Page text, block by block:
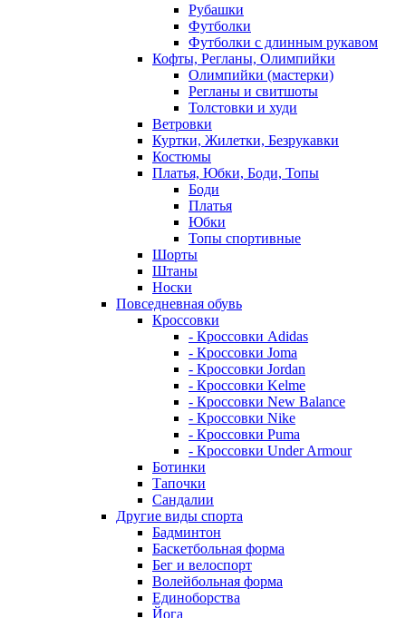
Рубашки
Футболки
Футболки с длинным рукавом
Кофты, Регланы, Олимпийки
Олимпийки (мастерки)
Регланы и свитшоты
Толстовки и худи
Ветровки
Куртки, Жилетки, Безрукавки
Костюмы
Платья, Юбки, Боди, Топы
Боди
Платья
Юбки
Топы спортивные
Шорты
Штаны
Носки
Повседневная обувь
Кроссовки
- Кроссовки Adidas
- Кроссовки Joma
- Кроссовки Jordan
- Кроссовки Kelme
- Кроссовки New Balance
- Кроссовки Nike
- Кроссовки Puma
- Кроссовки Under Armour
Ботинки
Тапочки
Сандалии
Другие виды спорта
Бадминтон
Баскетбольная форма
Бег и велоспорт
Волейбольная форма
Единоборства
Йога